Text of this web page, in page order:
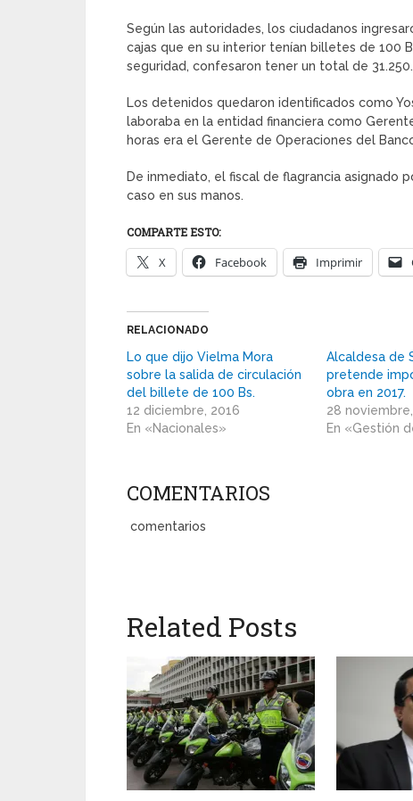
Según las autoridades, los ciudadanos
cajas que en su interior tenían billetes de 100
seguridad, confesaron tener un total de
Los detenidos quedaron identificados como
laboraba en la entidad financiera como
horas era el Gerente de Operaciones del
De inmediato, el fiscal de flagrancia asignado
caso en sus manos.
COMPARTE ESTO:
X Facebook Imprimir
RELACIONADO
Lo que dijo Vielma Mora
sobre la salida de circulación
del billete de 100 Bs.
12 diciembre, 2016
En «Nacionales»
Alcaldesa de
pretende
obra en 2017.
28
En «Gestión
COMENTARIOS
comentarios
Related Posts